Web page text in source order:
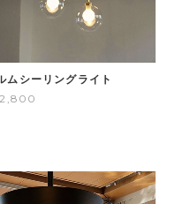
ムシーリングライト